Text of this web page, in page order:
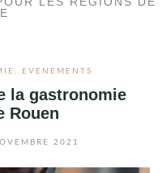
, EVENEMENTS
la gastronomie
Rouen
2021